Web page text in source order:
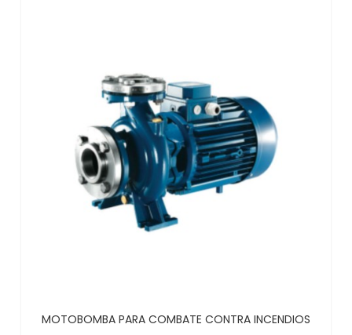
MOTOBOMBA PARA COMBATE CONTRA INCENDIOS